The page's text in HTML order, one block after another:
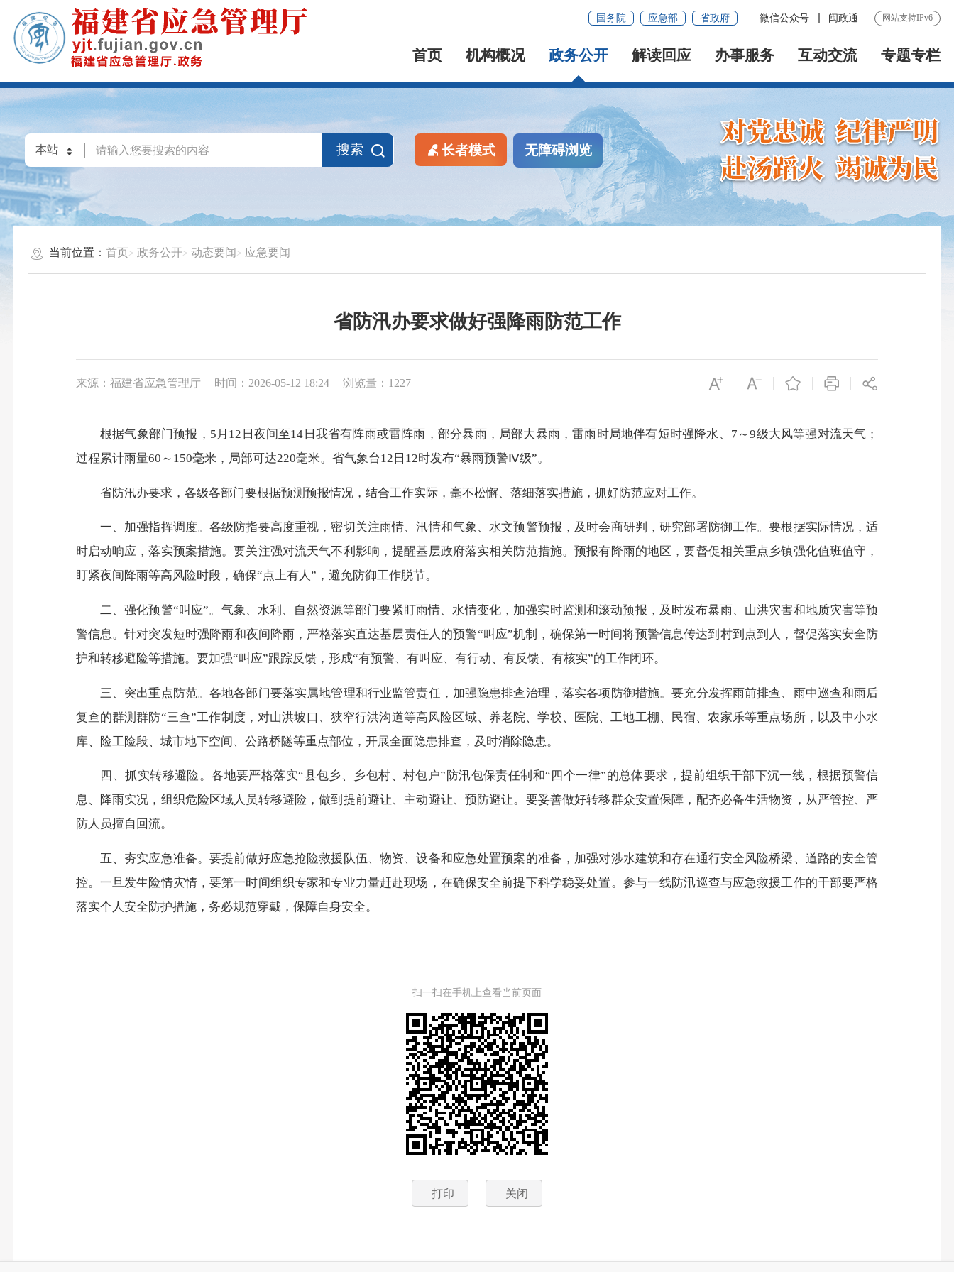
国务院 应急部 省政府 微信公众号 闽政通 网站支持IPv6
首页 机构概况 政务公开 解读回应 办事服务 互动交流 专题专栏
搜索 长者模式 无障碍浏览
当前位置：首页 政务公开 动态要闻 应急要闻
省防汛办要求做好强降雨防范工作
来源：福建省应急管理厅 时间：2026-05-12 18:24 浏览量：1227
根据气象部门预报，5月12日夜间至14日我省有阵雨或雷阵雨，部分暴雨，局部大暴雨，雷雨时局地伴有短时强降水、7～9级大风等强对流天气；
过程累计雨量60～150毫米，局部可达220毫米。省气象台12日12时发布“暴雨预警Ⅳ级”。
省防汛办要求，各级各部门要根据预测预报情况，结合工作实际，毫不松懈、落细落实措施，抓好防范应对工作。
一、加强指挥调度。各级防指要高度重视，密切关注雨情、汛情和气象、水文预警预报，及时会商研判，研究部署防御工作。要根据实际情况，适
时启动响应，落实预案措施。要关注强对流天气不利影响，提醒基层政府落实相关防范措施。预报有降雨的地区，要督促相关重点乡镇强化值班值守，
盯紧夜间降雨等高风险时段，确保“点上有人”，避免防御工作脱节。
二、强化预警“叫应”。气象、水利、自然资源等部门要紧盯雨情、水情变化，加强实时监测和滚动预报，及时发布暴雨、山洪灾害和地质灾害等预
警信息。针对突发短时强降雨和夜间降雨，严格落实直达基层责任人的预警“叫应”机制，确保第一时间将预警信息传达到村到点到人，督促落实安全防
护和转移避险等措施。要加强“叫应”跟踪反馈，形成“有预警、有叫应、有行动、有反馈、有核实”的工作闭环。
三、突出重点防范。各地各部门要落实属地管理和行业监管责任，加强隐患排查治理，落实各项防御措施。要充分发挥雨前排查、雨中巡查和雨后
复查的群测群防“三查”工作制度，对山洪坡口、狭窄行洪沟道等高风险区域、养老院、学校、医院、工地工棚、民宿、农家乐等重点场所，以及中小水
库、险工险段、城市地下空间、公路桥隧等重点部位，开展全面隐患排查，及时消除隐患。
四、抓实转移避险。各地要严格落实“县包乡、乡包村、村包户”防汛包保责任制和“四个一律”的总体要求，提前组织干部下沉一线，根据预警信
息、降雨实况，组织危险区域人员转移避险，做到提前避让、主动避让、预防避让。要妥善做好转移群众安置保障，配齐必备生活物资，从严管控、严
防人员擅自回流。
五、夯实应急准备。要提前做好应急抢险救援队伍、物资、设备和应急处置预案的准备，加强对涉水建筑和存在通行安全风险桥梁、道路的安全管
控。一旦发生险情灾情，要第一时间组织专家和专业力量赶赴现场，在确保安全前提下科学稳妥处置。参与一线防汛巡查与应急救援工作的干部要严格
落实个人安全防护措施，务必规范穿戴，保障自身安全。
扫一扫在手机上查看当前页面
打印 关闭